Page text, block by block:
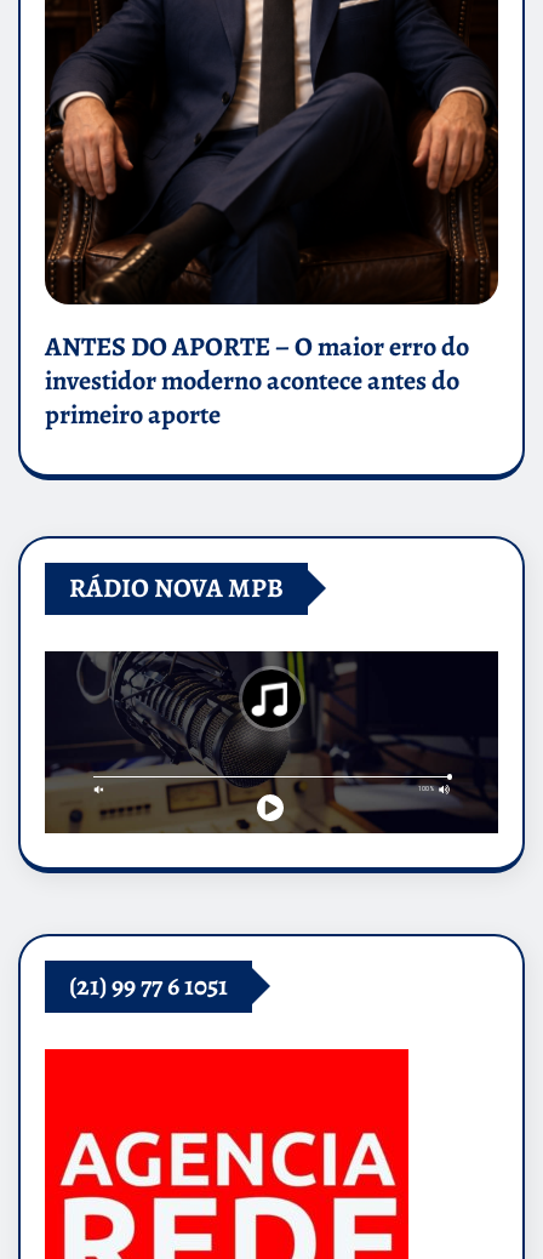
ANTES DO APORTE – O maior erro do
investidor moderno acontece antes do
primeiro aporte
RÁDIO NOVA MPB
(21) 99 77 6 1051